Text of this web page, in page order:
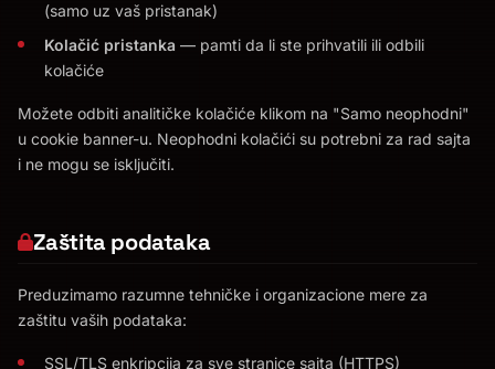
(samo uz vaš pristanak)
Kolačić pristanka — pamti da li ste prihvatili ili odbili
kolačiće
Možete odbiti analitičke kolačiće klikom na "Samo neophodni"
u cookie banner-u. Neophodni kolačići su potrebni za rad sajta
i ne mogu se isključiti.
Zaštita podataka
Preduzimamo razumne tehničke i organizacione mere za
zaštitu vaših podataka:
SSL/TLS enkripcija za sve stranice sajta (HTTPS)